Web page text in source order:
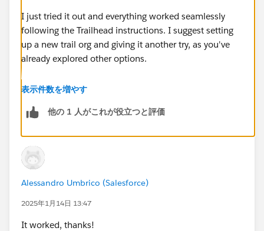
I just tried it out and everything worked seamlessly
following the Trailhead instructions. I suggest setting
up a new trail org and giving it another try, as you've
already explored other options.
https://trailhead.salesforce.com/trailblazer-
表示件数を増やす
他の 1 人がこれが役立つと評価
Alessandro Umbrico (Salesforce)
2025年1月14日 13:47
It worked, thanks!